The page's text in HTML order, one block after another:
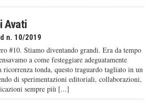
Avati
n. 10/2019
#10. Stiamo diventando grandi. Era da tempo
a come festeggiare adeguatamente
ricorrenza tonda, questo traguardo tagliato in un
di sperimentazioni editoriali, collaborazioni,
sempre più [...]